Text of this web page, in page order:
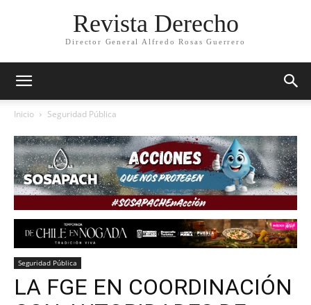
Revista Derecho
Director General Alfredo Rosas Guerrero
Inicio Seguridad Pública
Seguridad Pública
LA FGE EN COORDINACIÓN